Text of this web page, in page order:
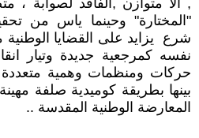
, الا متوازن ,الفاقد لصوابة ،
"المختارة" وحينما ياس من
شرع يزايد على القضايا
نفسه كمرجعية جديدة وتيار
حركات ومنظمات وهمية متعددة
بينها بطريقة كوميدية صلفة
المعارضة الوطنية المقدسة ..